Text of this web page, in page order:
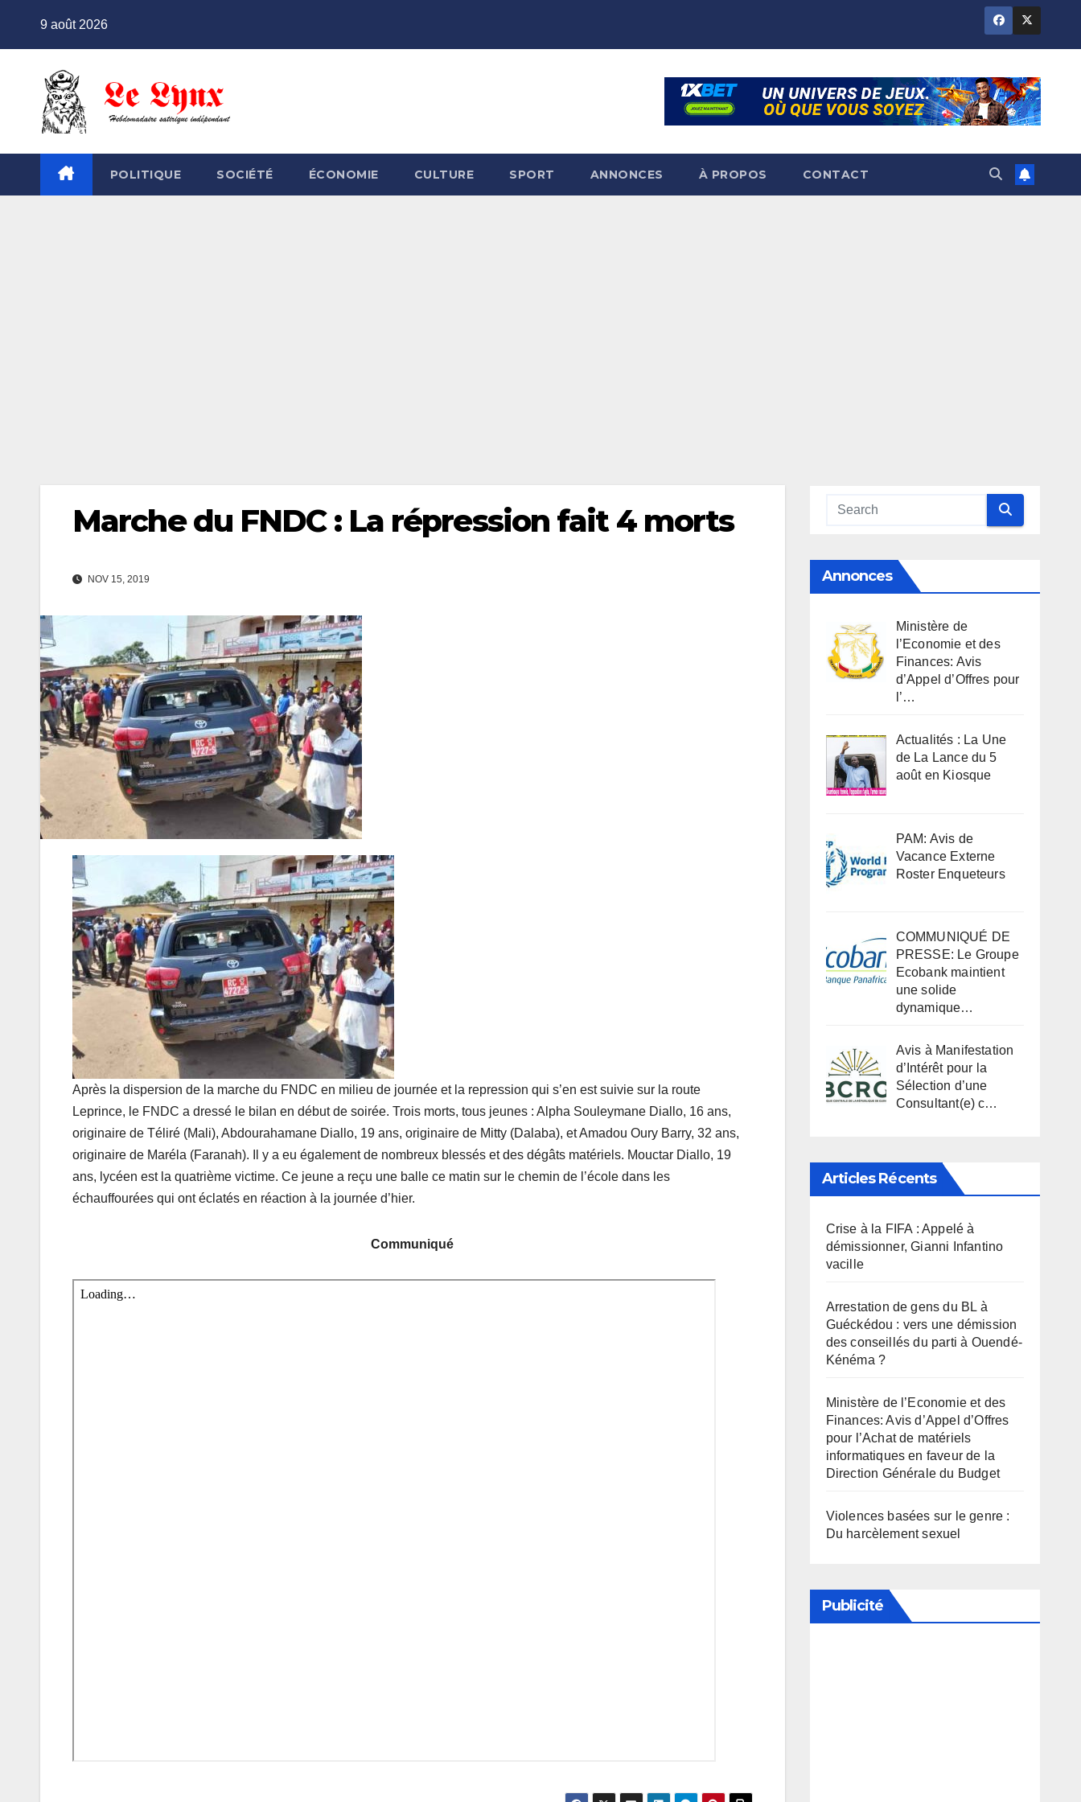
9 août 2026
POLITIQUE SOCIÉTÉ ÉCONOMIE CULTURE SPORT ANNONCES À PROPOS CONTACT
Marche du FNDC : La répression fait 4 morts
NOV 15, 2019
Après la dispersion de la marche du FNDC en milieu de journée et la repression qui s’en est suivie sur la route
Leprince, le FNDC a dressé le bilan en début de soirée. Trois morts, tous jeunes : Alpha Souleymane Diallo, 16 ans,
originaire de Téliré (Mali), Abdourahamane Diallo, 19 ans, originaire de Mitty (Dalaba), et Amadou Oury Barry, 32 ans,
originaire de Maréla (Faranah). Il y a eu également de nombreux blessés et des dégâts matériels. Mouctar Diallo, 19
ans, lycéen est la quatrième victime. Ce jeune a reçu une balle ce matin sur le chemin de l’école dans les
échauffourées qui ont éclatés en réaction à la journée d’hier.
Communiqué
Annonces
Ministère de
l’Economie et des
Finances: Avis
d’Appel d’Offres pour
l’…
Actualités : La Une
de La Lance du 5
août en Kiosque
PAM: Avis de
Vacance Externe
Roster Enqueteurs
COMMUNIQUÉ DE
PRESSE: Le Groupe
Ecobank maintient
une solide
dynamique…
Avis à Manifestation
d’Intérêt pour la
Sélection d’une
Consultant(e) c…
Articles Récents
Crise à la FIFA : Appelé à
démissionner, Gianni Infantino
vacille
Arrestation de gens du BL à
Guéckédou : vers une démission
des conseillés du parti à Ouendé-
Kénéma ?
Ministère de l’Economie et des
Finances: Avis d’Appel d’Offres
pour l’Achat de matériels
informatiques en faveur de la
Direction Générale du Budget
Violences basées sur le genre :
Du harcèlement sexuel
Publicité